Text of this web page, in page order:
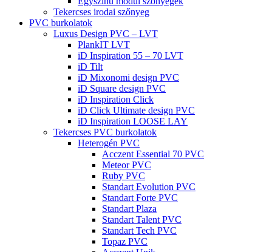
Tekercses irodai szőnyeg
PVC burkolatok
Luxus Design PVC – LVT
PlankIT LVT
iD Inspiration 55 – 70 LVT
iD Tilt
iD Mixonomi design PVC
iD Square design PVC
iD Inspiration Click
iD Click Ultimate design PVC
iD Inspiration LOOSE LAY
Tekercses PVC burkolatok
Heterogén PVC
Acczent Essential 70 PVC
Meteor PVC
Ruby PVC
Standart Evolution PVC
Standart Forte PVC
Standart Plaza
Standart Talent PVC
Standart Tech PVC
Topaz PVC